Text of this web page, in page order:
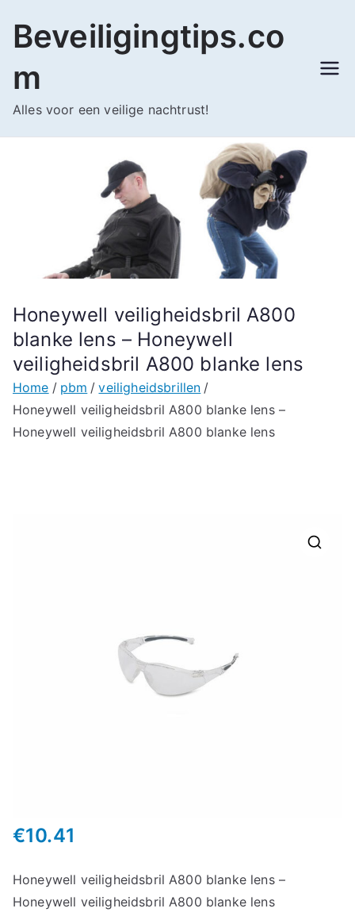
naar
inhoud
Beveiligingtips.co
m
Alles voor een veilige nachtrust!
Honeywell veiligheidsbril A800
blanke lens – Honeywell
veiligheidsbril A800 blanke lens
Home pbm
veiligheidsbrillen
Honeywell veiligheidsbril A800 blanke lens –
Honeywell veiligheidsbril A800 blanke lens
€10.41
Honeywell veiligheidsbril A800 blanke lens –
Honeywell veiligheidsbril A800 blanke lens